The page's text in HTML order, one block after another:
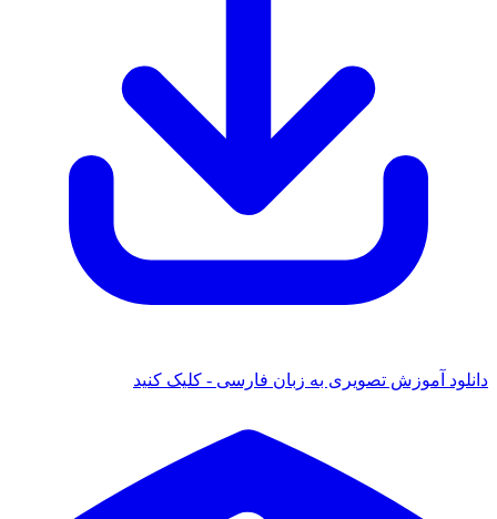
آموزش تصویری به زبان فارسی - کلیک کنید